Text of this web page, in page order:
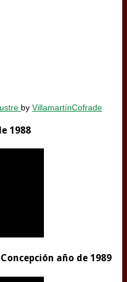
by VillamartínCofrade
1988
año de 1989